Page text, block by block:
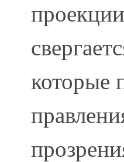
которые